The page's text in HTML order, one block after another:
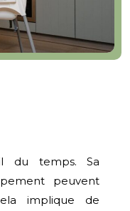
du temps. Sa
peuvent
implique de